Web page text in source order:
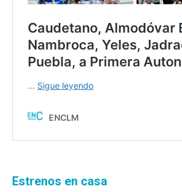
Estrenos en casa